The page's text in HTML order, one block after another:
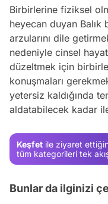
Birbirlerine fiziksel
heyecan duyan Balık
arzularını dile
nedeniyle cinsel
düzeltmek için
konuşmaları
yetersiz kaldığında
aldatabilecek kadar
Keşfet ile ziyaret
tüm kategorileri tek
Bunlar da ilginizi